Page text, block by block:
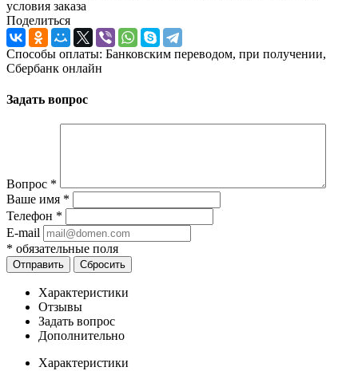
условия заказа
Поделиться
Способы оплаты: Банковским переводом, при получении,
Сбербанк онлайн
Задать вопрос
Вопрос *
Ваше имя *
Телефон *
E-mail
* обязательные поля
Отправить Сбросить
Характеристики
Отзывы
Задать вопрос
Дополнительно
Характеристики